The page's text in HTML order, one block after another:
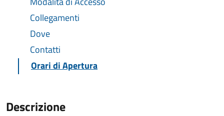
Collegamenti
Dove
Contatti
Orari di Apertura
Descrizione